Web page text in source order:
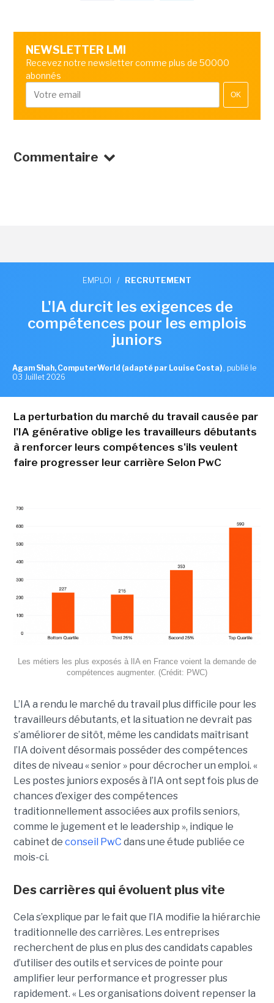
NEWSLETTER LMI
Recevez notre newsletter comme plus de 50000
abonnés
OK
Commentaire
EMPLOI / RECRUTEMENT
L'IA durcit les exigences de
compétences pour les emplois
juniors
Agam Shah, ComputerWorld (adapté par Louise Costa) , publié le
03 Juillet 2026
La perturbation du marché du travail causée par
l'IA générative oblige les travailleurs débutants
à renforcer leurs compétences s'ils veulent
faire progresser leur carrière Selon PwC
Les métiers les plus exposés à lIA en France voient la demande de
compétences augmenter. (Crédit: PWC)
L’IA a rendu le marché du travail plus difficile pour les
travailleurs débutants, et la situation ne devrait pas
s’améliorer de sitôt, même les candidats maîtrisant
l’IA doivent désormais posséder des compétences
dites de niveau « senior » pour décrocher un emploi. «
Les postes juniors exposés à l’IA ont sept fois plus de
chances d’exiger des compétences
traditionnellement associées aux profils seniors,
comme le jugement et le leadership », indique le
cabinet de conseil PwC dans une étude publiée ce
mois-ci.
Des carrières qui évoluent plus vite
Cela s’explique par le fait que l’IA modifie la hiérarchie
traditionnelle des carrières. Les entreprises
recherchent de plus en plus des candidats capables
d’utiliser des outils et services de pointe pour
amplifier leur performance et progresser plus
rapidement. « Les organisations doivent repenser la